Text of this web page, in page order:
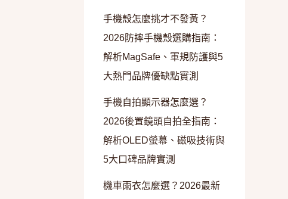
手機殼怎麼挑才不發黃？
2026防摔手機殼選購指南：
解析MagSafe、軍規防護與5
大熱門品牌優缺點實測
手機自拍顯示器怎麼選？
2026後置鏡頭自拍全指南：
解析OLED螢幕、磁吸技術與
5大口碑品牌實測
機車雨衣怎麼選？2026最新